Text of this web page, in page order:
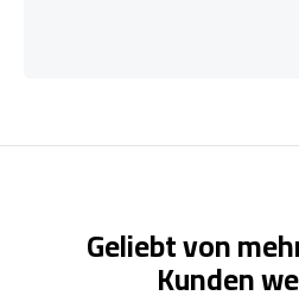
Geliebt von
Kunden